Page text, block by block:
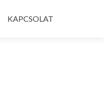
KAPCSOLAT